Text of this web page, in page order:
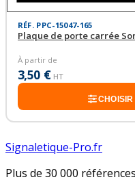
RÉF. PPC-15047-165
Plaque de porte carrée
À partir de
3,50 € HT
Signaletique-Pro.fr
Plus de 30 000